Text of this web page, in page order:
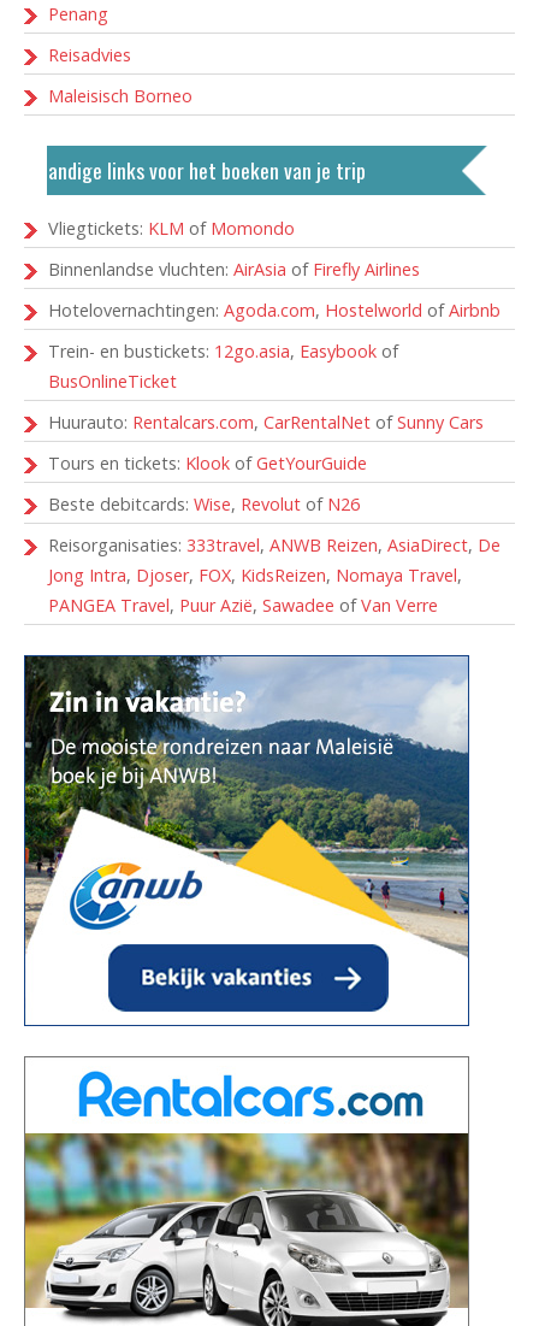
Penang
Reisadvies
Maleisisch Borneo
Handige links voor het boeken van je trip
Vliegtickets: KLM of Momondo
Binnenlandse vluchten: AirAsia of Firefly Airlines
Hotelovernachtingen: Agoda.com, Hostelworld ofAirbnb
Trein- en bustickets: 12go.asia, Easybook of
BusOnlineTicket
Huurauto: Rentalcars.com, CarRentalNet ofSunny Cars
Tours en tickets: Klook ofGetYourGuide
Beste debitcards: Wise, Revolut of N26
Reisorganisaties: 333travel, ANWB Reizen, AsiaDirect, De
Jong Intra, Djoser, FOX, KidsReizen, Nomaya Travel,
PANGEA Travel, Puur Azië, Sawadee ofVan Verre